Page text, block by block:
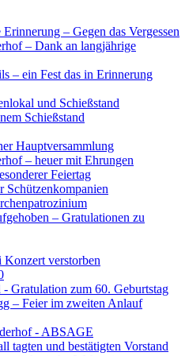
– Gegen das Vergessen
– Dank an langjährige
– ein Fest das in Erinnerung
und Schießstand
Schießstand
Hauptversammlung
– heuer mit Ehrungen
Feiertag
Schützenkompanien
– Gratulationen zu
verstorben
Gratulation zum 60. Geburtstag
– Feier im zweiten Anlauf
- ABSAGE
tagten und bestätigten Vorstand